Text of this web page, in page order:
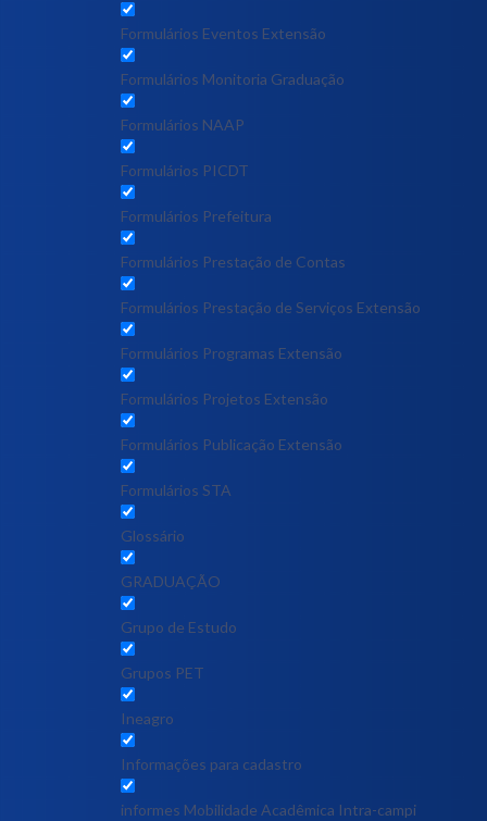
Formulários Eventos Extensão
Formulários Monitoria Graduação
Formulários NAAP
Formulários PICDT
Formulários Prefeitura
Formulários Prestação de Contas
Formulários Prestação de Serviços Extensão
Formulários Programas Extensão
Formulários Projetos Extensão
Formulários Publicação Extensão
Formulários STA
Glossário
GRADUAÇÃO
Grupo de Estudo
Grupos PET
Ineagro
Informações para cadastro
informes Mobilidade Acadêmica Intra-campi